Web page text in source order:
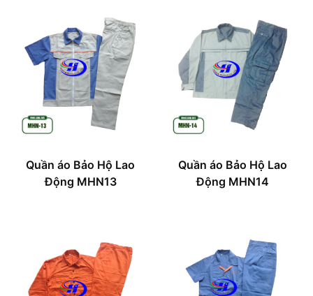
Quần áo Bảo Hộ Lao
Động MHN13
Quần áo Bảo Hộ Lao
Động MHN14